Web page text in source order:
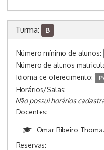
Turma: B
Número mínimo de alunos:
Número de alunos
Idioma de oferecimento:
Horários/Salas:
Não possui horários
Docentes:
Omar Ribeiro
Reservas: